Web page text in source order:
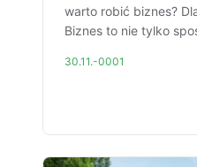
warto robić biznes?
Biznes to nie tylko
30.11.-0001